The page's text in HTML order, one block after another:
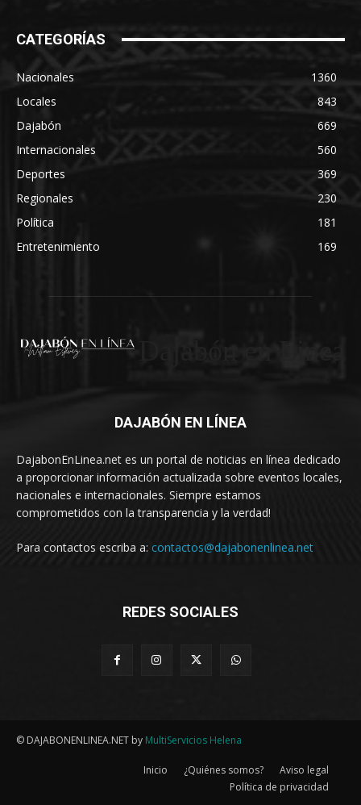
CATEGORÍAS
Nacionales
1360
Locales
843
Dajabón
669
Internacionales
560
Deportes
369
Regionales
230
Política
181
Entretenimiento
169
DAJABÓN EN LÍNEA
DajabonEnLinea.net es un portal de noticias en línea dedicado
a proporcionar información actualizada sobre eventos locales,
nacionales e internacionales. Siempre estamos
comprometidos con la transparencia y la verdad!
Para contactos escriba a: contactos@dajabonenlinea.net
REDES SOCIALES
© DAJABONENLINEA.NET by MultiServicios Helena
Inicio ¿Quiénes somos?
Aviso legal
Política de privacidad